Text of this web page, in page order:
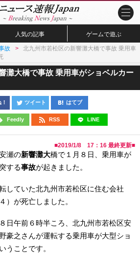
人気の記事 ゲームで遊ぶ
故
北九州市若松区の新響灘大橋で事故 乗用車
灘大橋で事故 乗用車がショベルカー
ツイート はてブ
Feedly RSS LINE
■2019/1/8 17：16 最終更新■
瀬の新響灘大橋で１月８日、乗用車が
する事故が起きました。
していた北九州市若松区に住む会社
）が死亡しました。
日午前６時半ころ、北九州市若松区安
豪之さんが運転する乗用車が大型ショ
うことです。